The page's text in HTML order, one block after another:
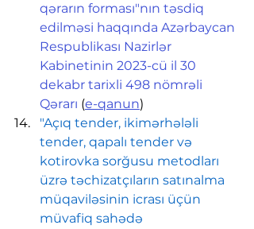
qərarın forması"nın təsdiq
edilməsi haqqında Azərbaycan
Respublikası Nazirlər
Kabinetinin 2023-cü il 30
dekabr tarixli 498 nömrəli
Qərarı (e-qanun)
"Açıq tender, ikimərhələli
tender, qapalı tender və
kotirovka sorğusu metodları
üzrə təchizatçıların satınalma
müqaviləsinin icrası üçün
müvafiq sahədə